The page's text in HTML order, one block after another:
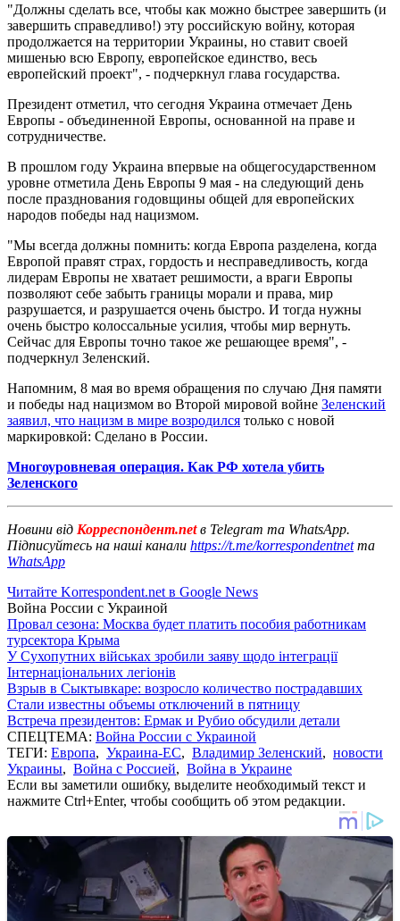
"Должны сделать все, чтобы как можно быстрее завершить (и
завершить справедливо!) эту российскую войну, которая
продолжается на территории Украины, но ставит своей
мишенью всю Европу, европейское единство, весь
европейский проект", - подчеркнул глава государства.
Президент отметил, что сегодня Украина отмечает День
Европы - объединенной Европы, основанной на праве и
сотрудничестве.
В прошлом году Украина впервые на общегосударственном
уровне отметила День Европы 9 мая - на следующий день
после празднования годовщины общей для европейских
народов победы над нацизмом.
"Мы всегда должны помнить: когда Европа разделена, когда
Европой правят страх, гордость и несправедливость, когда
лидерам Европы не хватает решимости, а враги Европы
позволяют себе забыть границы морали и права, мир
разрушается, и разрушается очень быстро. И тогда нужны
очень быстро колоссальные усилия, чтобы мир вернуть.
Сейчас для Европы точно такое же решающее время", -
подчеркнул Зеленский.
Напомним, 8 мая во время обращения по случаю Дня памяти
и победы над нацизмом во Второй мировой войне Зеленский
заявил, что нацизм в мире возродился только с новой
маркировкой: Сделано в России.
Многоуровневая операция. Как РФ хотела убить
Зеленского
Новини від Корреспондент.netв Telegram та WhatsApp.
Підписуйтесь на наші канали https://t.me/korrespondentnetта
WhatsApp
Читайте Korrespondent.net в Google News
Война России с Украиной
Провал сезона: Москва будет платить пособия работникам
турсектора Крыма
У Сухопутних військах зробили заяву щодо інтеграції
Інтернаціональних легіонів
Взрыв в Сыктывкаре: возросло количество пострадавших
Стали известны объемы отключений в пятницу
Встреча президентов: Ермак и Рубио обсудили детали
СПЕЦТЕМА: Война России с Украиной
ТЕГИ: Европа, Украина-ЕС, Владимир Зеленский, новости
Украины, Война с Россией, Война в Украине
Если вы заметили ошибку, выделите необходимый текст и
нажмите Ctrl+Enter, чтобы сообщить об этом редакции.